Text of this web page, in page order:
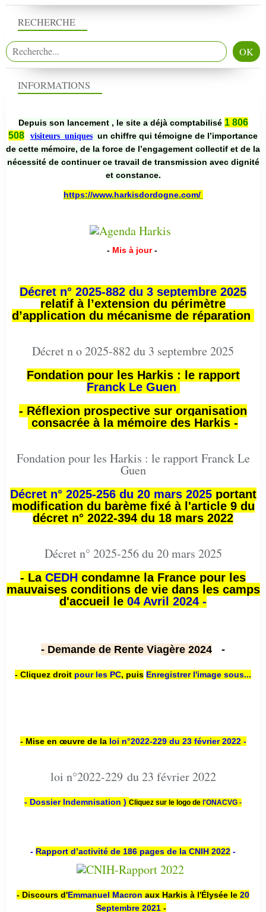
RECHERCHE
INFORMATIONS
Depuis son lancement , le site a déjà comptabilisé 1 806
508
visiteurs uniques un chiffre qui témoigne de l’importance
de cette mémoire, de la force de l’engagement collectif et de la
nécessité de continuer ce travail de transmission avec dignité
et constance.
https://www.harkisdordogne.com/
- Mis à jour -
Décret n° 2025-882 du 3 septembre 2025
relatif à l’extension du périmètre
d’application du mécanisme de réparation
Décret n o 2025-882 du 3 septembre 2025
Fondation pour les Harkis : le rapport
Franck Le Guen
- Réflexion prospective sur organisation
consacrée à la mémoire des Harkis -
Fondation pour les Harkis : le rapport Franck Le
Guen
Décret n° 2025-256 du 20 mars 2025portant
modification du barème fixé à l'article 9 du
décret n° 2022-394 du 18 mars 2022
Décret n° 2025-256 du 20 mars 2025
- La CEDH condamne la France pour les
mauvaises conditions de vie dans les camps
d'accueil le 04 Avril 2024 -
- Demande de Rente Viagère 2024 -
- Cliquez droit pour les PC, puis Enregistrer l'image sous...
- Mise en œuvre de la loi n°2022-229 du 23 février 2022 -
loi n°2022-229 du 23 février 2022
- Dossier Indemnisation ) Cliquez sur le logo de l'ONACVG -
- Rapport d’activité de 186 pages de la CNIH 2022 -
- Discours d'Emmanuel Macron aux Harkis à l'Élysée le 20
Septembre 2021 -